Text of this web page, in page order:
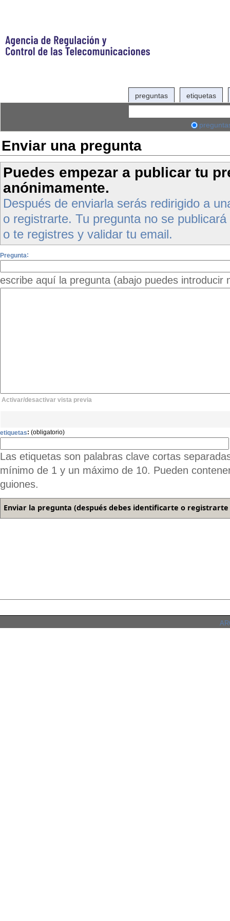
preguntas etiquetas
Enviar una pregunta
Puedes empezar a publicar tu
anónimamente.
Después de enviarla serás redirigido a
o registrarte. Tu pregunta no se
o te registres y validar tu email.
Pregunta:
escribe aquí la pregunta (abajo puedes introducir
Activar/desactivar vista previa
etiquetas: (obligatorio)
Las etiquetas son palabras clave cortas
mínimo de 1 y un máximo de 10. Pueden
guiones.